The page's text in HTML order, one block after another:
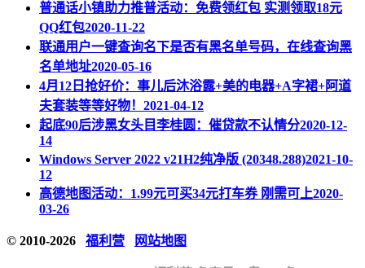
普通话小镇助力推普活动：免费领红包 实测领取18元
QQ红包2020-11-22
联通用户一键查询名下是否有黑名单号码，在线查询黑
名单地址2020-05-16
4月12日抢好价：事儿后沐浴露+美的电器+A字裙+阿道
夫套装等等好物！ 2021-04-12
起底90后涉黑女头目李桂圆：催贷款不认情分2020-12-
14
Windows Server 2022 v21H2纯净版 (20348.288)2021-10-
12
高德地图活动：1.99元可买34元打车券 刚需可上2020-
03-26
© 2010-2026 福利营 网站地图